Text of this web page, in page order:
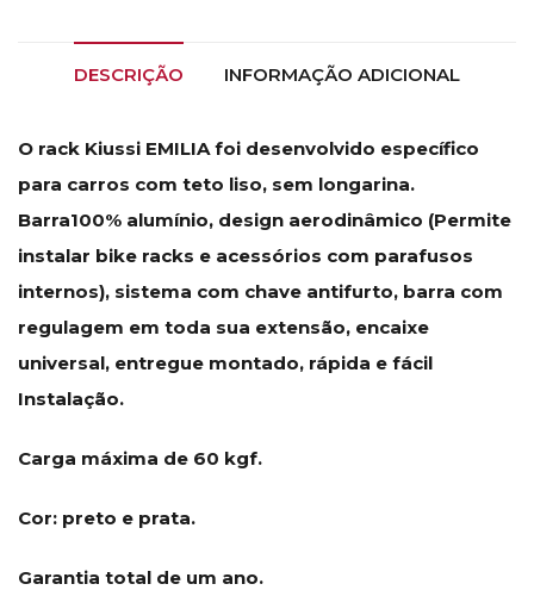
DESCRIÇÃO INFORMAÇÃO ADICIONAL
O rack Kiussi EMILIA foi desenvolvido específico
para carros com teto liso, sem longarina.
Barra100% alumínio, design aerodinâmico (Permite
instalar bike racks e acessórios com parafusos
internos), sistema com chave antifurto, barra com
regulagem em toda sua extensão, encaixe
universal, entregue montado, rápida e fácil
Instalação.
Carga máxima de 60 kgf.
Cor: preto e prata.
Garantia total de um ano.